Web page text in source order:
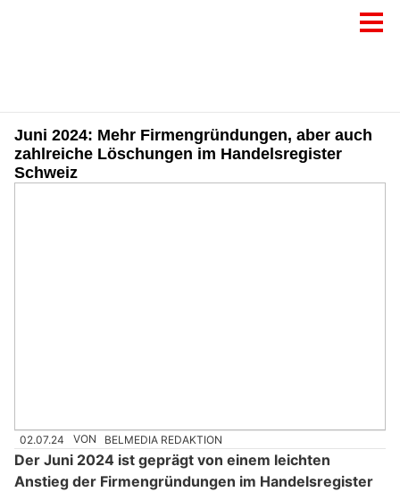
Juni 2024: Mehr Firmengründungen, aber auch
zahlreiche Löschungen im Handelsregister
Schweiz
02.07.24 VON BELMEDIA REDAKTION
Der Juni 2024 ist geprägt von einem leichten
Anstieg der Firmengründungen im Handelsregister